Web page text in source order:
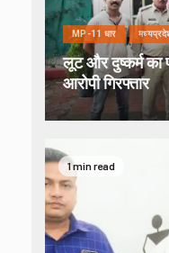
MP-11 धार
लूट और दुष्कर्म का
आरोपी गिरफ्तार
1 min read